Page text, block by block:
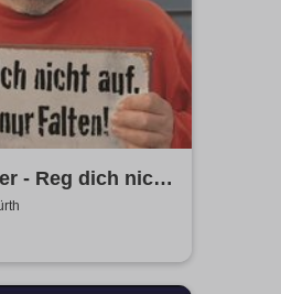
- Reg dich nicht
Falten!